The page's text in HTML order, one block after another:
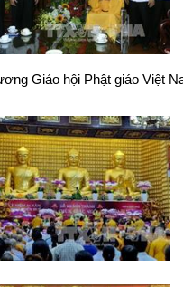
Giáo hội Phật giáo Việt